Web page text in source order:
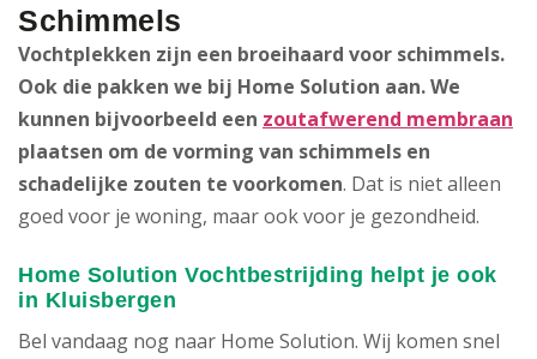
Schimmels
Vochtplekken zijn een broeihaard voor schimmels.
Ook die pakken we bij Home Solution aan. We
kunnen bijvoorbeeld een zoutafwerend membraan
plaatsen om de vorming van schimmels en
schadelijke zouten te voorkomen. Dat is niet alleen
goed voor je woning, maar ook voor je gezondheid.
Home Solution Vochtbestrijding helpt je ook
in Kluisbergen
Bel vandaag nog naar Home Solution. Wij komen snel